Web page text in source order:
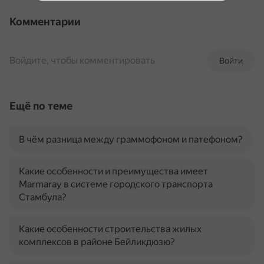
Комментарии
Войти
Войдите, чтобы комментировать
Ещё по теме
В чём разница между граммофоном и патефоном?
Какие особенности и преимущества имеет
Marmaray в системе городского транспорта
Стамбула?
Какие особенности строительства жилых
комплексов в районе Бейликдюзю?